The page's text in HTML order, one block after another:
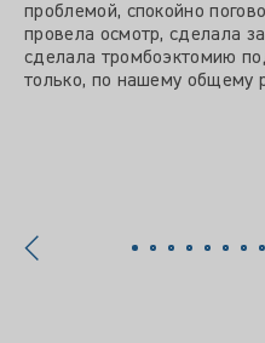
проблемой, спокойно
провела осмотр, сделала
сделала тромбоэктомию
только, по нашему общему